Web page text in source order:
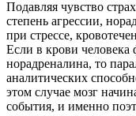
Подавляя чувство
степень агрессии,
при стрессе,
Если в крови человека
норадреналина, то
аналитических
этом случае мозг
события, и именно